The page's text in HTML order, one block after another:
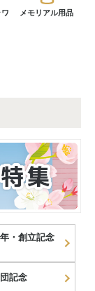
メモリアル用品
・創立記念
記念